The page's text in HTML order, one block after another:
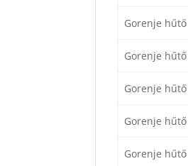
Gorenje hűtő
Gorenje hűtő
Gorenje hűtő
Gorenje hűtő
Gorenje hűtő